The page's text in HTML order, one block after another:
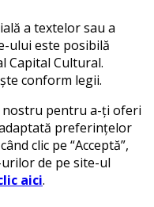
a textelor sau a
ului este posibilă
Capital Cultural.
conform legii.
pentru a-ți oferi
preferințelor
clic pe “Acceptă”,
de pe site-ul
aici.